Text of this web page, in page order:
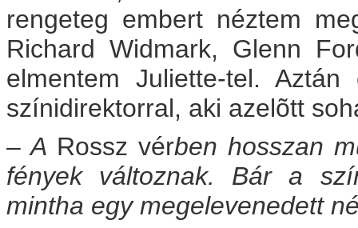
rengeteg embert néztem
Richard Widmark, Glenn
elmentem Juliette-tel.
színidirektorral, aki azelõtt
– A Rossz vérben hosszan
fények változnak. Bár a
mintha egy megelevenedett